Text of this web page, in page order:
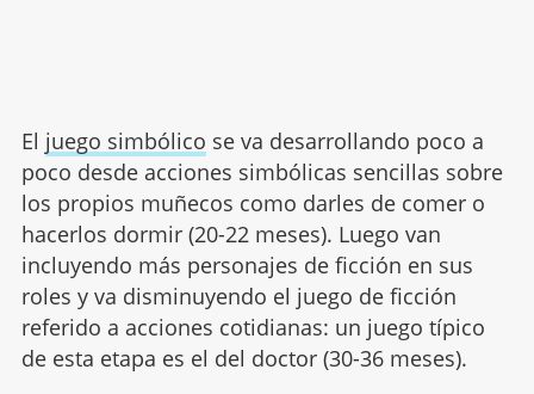
El juego simbólico se va desarrollando poco a
poco desde acciones simbólicas sencillas sobre
los propios muñecos como darles de comer o
hacerlos dormir (20-22 meses). Luego van
incluyendo más personajes de ficción en sus
roles y va disminuyendo el juego de ficción
referido a acciones cotidianas: un juego típico
de esta etapa es el del doctor (30-36 meses).